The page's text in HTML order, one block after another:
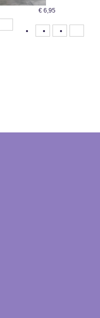
€ 6,95
1
2